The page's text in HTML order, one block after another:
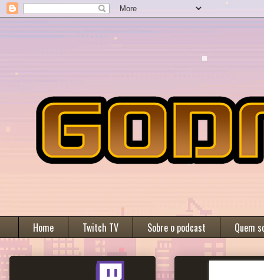
Home Twitch TV Sobre o podcast Quem